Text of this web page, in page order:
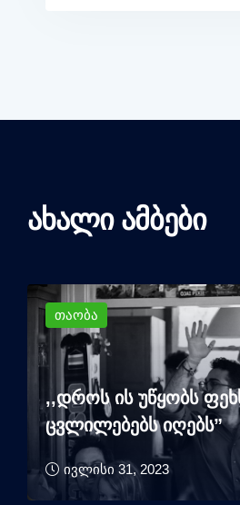
ახალი ამბები
თაობა
,,დროს ის უწყობს
ცვლილებებს იღებს”
ივლისი 31, 2023